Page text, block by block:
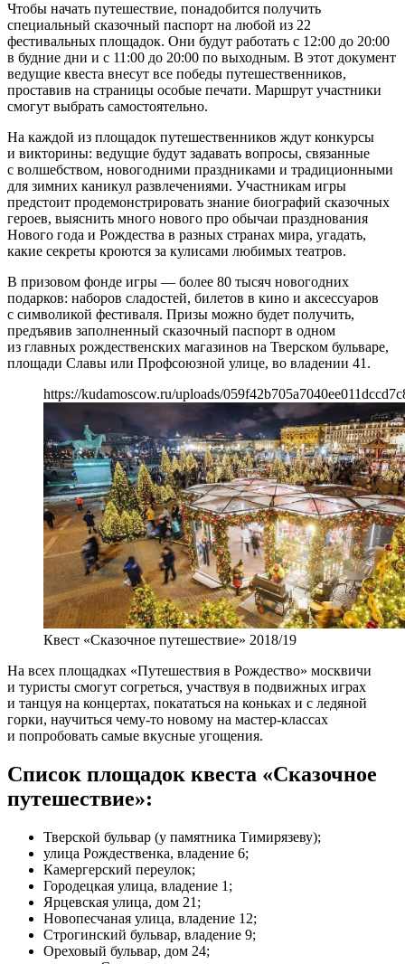
Чтобы начать путешествие, понадобится получить
специальный сказочный паспорт на любой из 22
фестивальных площадок. Они будут работать с 12:00 до 20:00
в будние дни и с 11:00 до 20:00 по выходным. В этот документ
ведущие квеста внесут все победы путешественников,
проставив на страницы особые печати. Маршрут участники
смогут выбрать самостоятельно.
На каждой из площадок путешественников ждут конкурсы
и викторины: ведущие будут задавать вопросы, связанные
с волшебством, новогодними праздниками и традиционными
для зимних каникул развлечениями. Участникам игры
предстоит продемонстрировать знание биографий сказочных
героев, выяснить много нового про обычаи празднования
Нового года и Рождества в разных странах мира, угадать,
какие секреты кроются за кулисами любимых театров.
В призовом фонде игры — более 80 тысяч новогодних
подарков: наборов сладостей, билетов в кино и аксессуаров
с символикой фестиваля. Призы можно будет получить,
предъявив заполненный сказочный паспорт в одном
из главных рождественских магазинов на Тверском бульваре,
площади Славы или Профсоюзной улице, во владении 41.
https://kudamoscow.ru/uploads/
Квест «Сказочное путешествие» 2018/19
На всех площадках «Путешествия в Рождество» москвичи
и туристы смогут согреться, участвуя в подвижных играх
и танцуя на концертах, покататься на коньках и с ледяной
горки, научиться чему-то новому на мастер-классах
и попробовать самые вкусные угощения.
Список площадок квеста «Сказочное
путешествие»:
Тверской бульвар (у памятника Тимирязеву);
улица Рождественка, владение 6;
Камергерский переулок;
Городецкая улица, владение 1;
Ярцевская улица, дом 21;
Новопесчаная улица, владение 12;
Строгинский бульвар, владение 9;
Ореховый бульвар, дом 24;